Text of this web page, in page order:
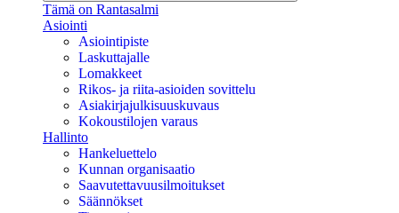
Tämä on Rantasalmi
Asiointi
Asiointipiste
Laskuttajalle
Lomakkeet
Rikos- ja riita-asioiden sovittelu
Asiakirjajulkisuuskuvaus
Kokoustilojen varaus
Hallinto
Hankeluettelo
Kunnan organisaatio
Saavutettavuusilmoitukset
Säännökset